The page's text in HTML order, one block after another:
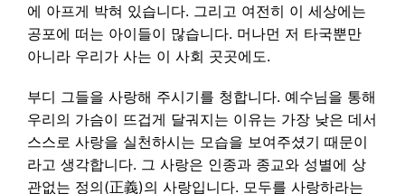
에 아프게 박혀 있습니다. 그리고 여전히 이 세상에는
공포에 떠는 아이들이 많습니다. 머나먼 저 타국뿐만
아니라 우리가 사는 이 사회 곳곳에도.
부디 그들을 사랑해 주시기를 청합니다. 예수님을 통해
우리의 가슴이 뜨겁게 달궈지는 이유는 가장 낮은 데서
스스로 사랑을 실천하시는 모습을 보여주셨기 때문이
라고 생각합니다. 그 사랑은 인종과 종교와 성별에 상
관없는 정의(正義)의 사랑입니다. 모두를 사랑하라는